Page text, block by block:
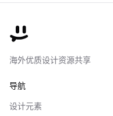
海外优质设计资源共享
导航
设计元素